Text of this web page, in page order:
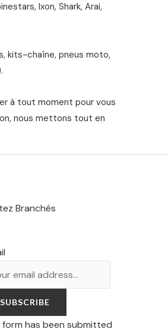
Ixon, Shark, Arai,
kits-chaîne, pneus moto,
à tout moment pour vous
nous mettons tout en
Branchés
SUBSCRIBE
form has been submitted